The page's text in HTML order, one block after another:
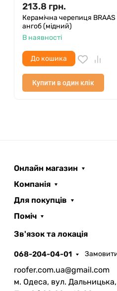
213.8 грн.
Керамічна черепиця BRAAS
ангоб (мідний)
В наявності
До кошика
Купити в один клік
Онлайн магазин
Компанія
Для покупців
Поміч
Зв'язок та локація
068-204-04-01
roofer.com.ua@gmail.com
м. Одеса, вул.
AI помічник